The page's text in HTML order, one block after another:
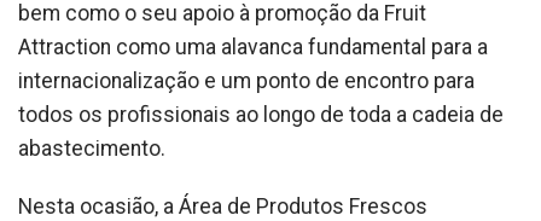
bem como o seu apoio à promoção da Fruit
Attraction como uma alavanca fundamental para a
internacionalização e um ponto de encontro para
todos os profissionais ao longo de toda a cadeia de
abastecimento.
Nesta ocasião, a Área de Produtos Frescos